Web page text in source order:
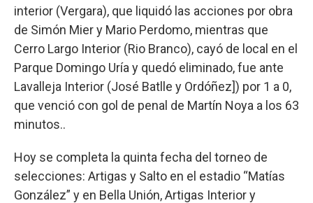
interior (Vergara), que liquidó las acciones por obra
de Simón Mier y Mario Perdomo, mientras que
Cerro Largo Interior (Rio Branco), cayó de local en el
Parque Domingo Uría y quedó eliminado, fue ante
Lavalleja Interior (José Batlle y Ordóñez]) por 1 a 0,
que venció con gol de penal de Martín Noya a los 63
minutos..
Hoy se completa la quinta fecha del torneo de
selecciones: Artigas y Salto en el estadio “Matías
González” y en Bella Unión, Artigas Interior y